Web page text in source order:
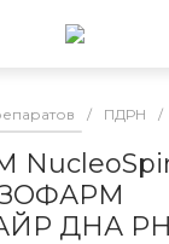
/ ПДРН /
ДНА